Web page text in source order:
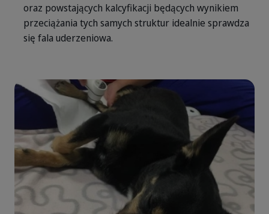
oraz powstających kalcyfikacji będących wynikiem
przeciążania tych samych struktur idealnie sprawdza
się fala uderzeniowa.